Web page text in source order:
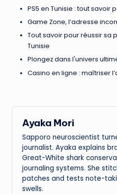
PS5 en Tunisie : tout savoir
Game Zone, l’adresse
Tout savoir pour réussir sa
Tunisie
Plongez dans l'univers
Casino en ligne : maîtriser
Ayaka Mori
Sapporo neuroscientist
journalist. Ayaka explains
Great-White shark
journaling systems. She
patches and tests note-
swells.